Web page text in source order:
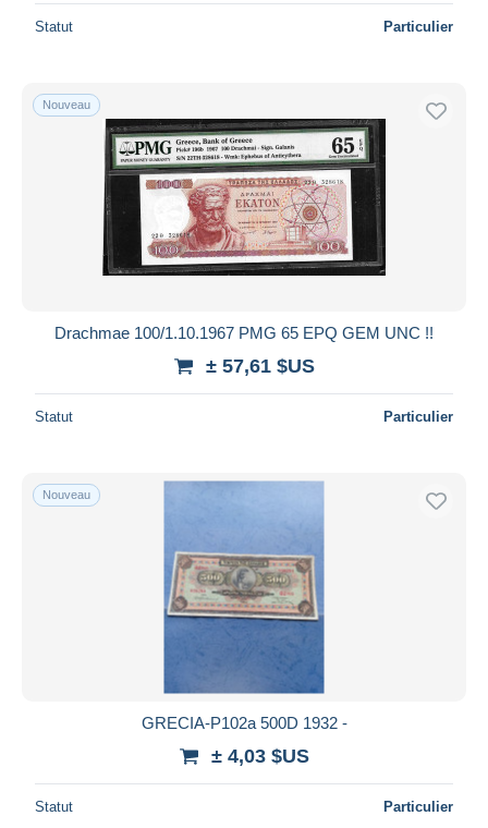
Statut Particulier
Nouveau
Drachmae 100/1.10.1967 PMG 65 EPQ GEM UNC !!
± 57,61 $US
Statut Particulier
Nouveau
GRECIA-P102a 500D 1932 -
± 4,03 $US
Statut Particulier